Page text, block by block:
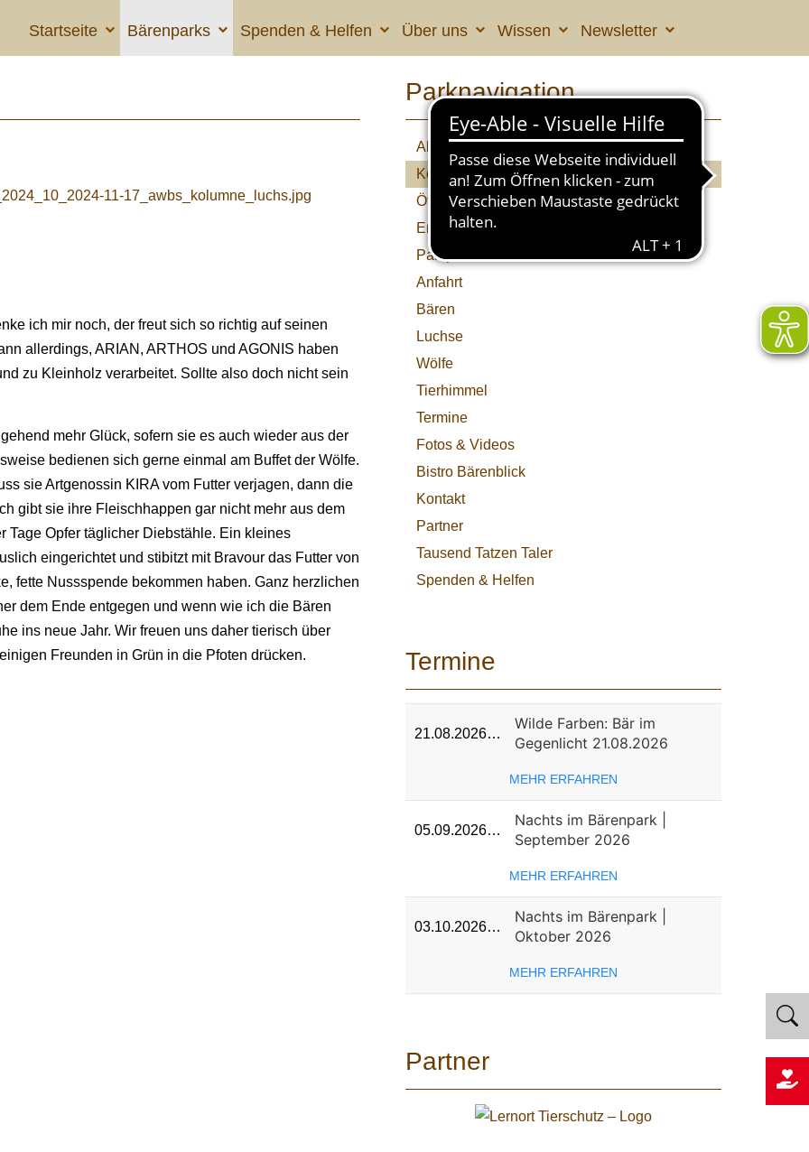
Startseite Bärenparks Spenden & Helfen Über uns Wissen Newsletter
ich mir noch, der freut sich so richtig auf seinen
allerdings, ARIAN, ARTHOS und AGONIS haben
zu Kleinholz verarbeitet. Sollte also doch nicht sein
mehr Glück, sofern sie es auch wieder aus der
bedienen sich gerne einmal am Buffet der Wölfe.
sie Artgenossin KIRA vom Futter verjagen, dann die
gibt sie ihre Fleischhappen gar nicht mehr aus dem
Tage Opfer täglicher Diebstähle. Ein kleines
eingerichtet und stibitzt mit Bravour das Futter von
fette Nussspende bekommen haben. Ganz herzlichen
dem Ende entgegen und wenn wie ich die Bären
ins neue Jahr. Wir freuen uns daher tierisch über
Freunden in Grün in die Pfoten drücken.
Parknavigation
Aktuelles
Kolumne
Öffnungszeiten & Preise
Erlebnisprogramme
Parkplan
Anfahrt
Bären
Luchse
Wölfe
Tierhimmel
Termine
Fotos & Videos
Bistro Bärenblick
Kontakt
Partner
Tausend Tatzen Taler
Spenden & Helfen
Termine
21.08.2026…
Wilde Farben: Bär im
Gegenlicht 21.08.2026
MEHR ERFAHREN
05.09.2026…
Nachts im Bärenpark |
September 2026
MEHR ERFAHREN
03.10.2026…
Nachts im Bärenpark |
Oktober 2026
MEHR ERFAHREN
Partner